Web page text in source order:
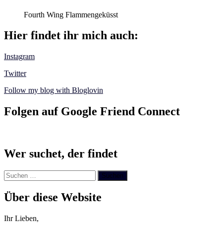
Fourth Wing Flammengeküsst
Hier findet ihr mich auch:
Instagram
Twitter
Follow my blog with Bloglovin
Folgen auf Google Friend Connect
Wer suchet, der findet
Suchen
nach:
Über diese Website
Ihr Lieben,